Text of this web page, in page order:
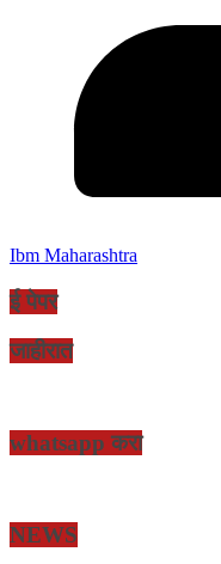
Ibm Maharashtra
ई पेपर
जाहीरात
whatsapp करा
NEWS